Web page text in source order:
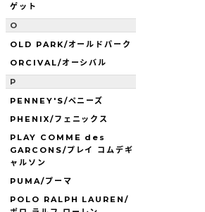
ゲット
O
OLD PARK/オールドパーク
ORCIVAL/オーシバル
P
PENNEY'S/ペニーズ
PHENIX/フェニックス
PLAY COMME des
GARCONS/プレイ コムデギ
ャルソン
PUMA/プーマ
POLO RALPH LAUREN/